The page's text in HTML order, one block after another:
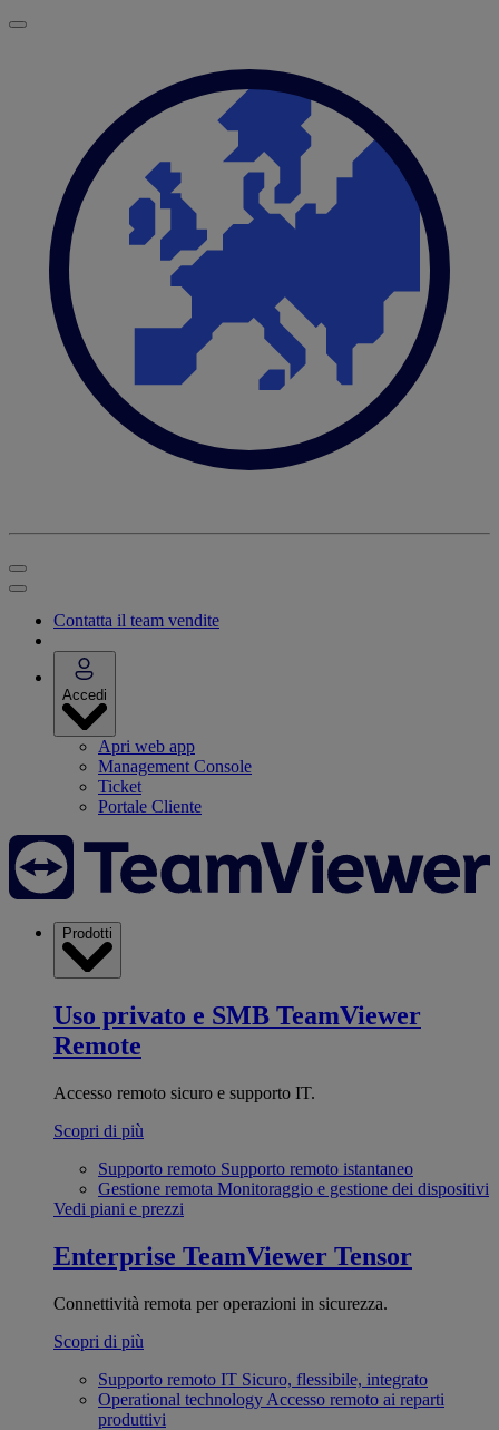
Contatta il team vendite
Accedi
Apri web app
Management Console
Ticket
Portale Cliente
Prodotti
Uso privato e SMB TeamViewer
Remote
Accesso remoto sicuro e supporto IT.
Scopri di più
Supporto remoto Supporto remoto istantaneo
Gestione remota Monitoraggio e gestione dei dispositivi
Vedi piani e prezzi
Enterprise TeamViewer Tensor
Connettività remota per operazioni in sicurezza.
Scopri di più
Supporto remoto IT Sicuro, flessibile, integrato
Operational technology Accesso remoto ai reparti
produttivi